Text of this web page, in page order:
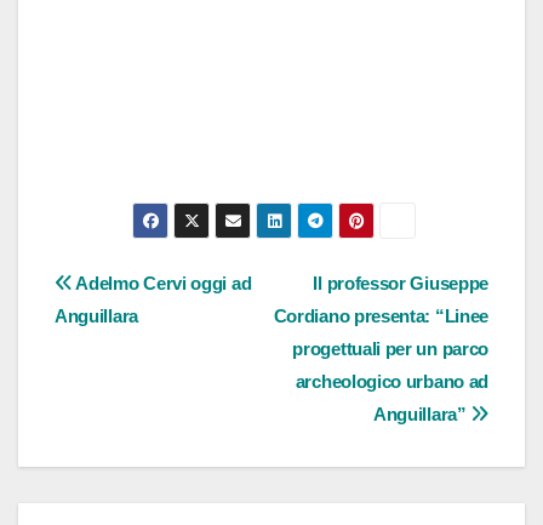
Navigazione
articoli
Il professor Giuseppe
Cordiano presenta: “Linee
progettuali per un parco
archeologico urbano ad
Anguillara”
Adelmo Cervi oggi ad
Anguillara